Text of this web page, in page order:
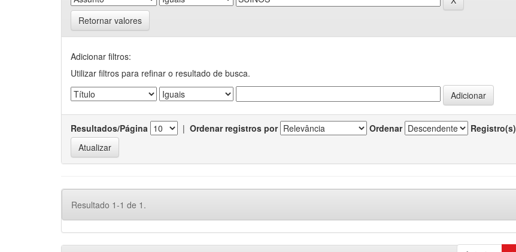
Retornar valores
Adicionar filtros:
Utilizar filtros para refinar o resultado de busca.
Resultados/Página | Ordenar registros por Ordenar Registro(s)
Resultado 1-1 de 1.